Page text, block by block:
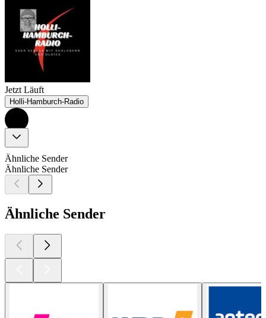
Jetzt Läuft
Holli-Hamburch-Radio
Ähnliche Sender
Ähnliche Sender
Ähnliche Sender